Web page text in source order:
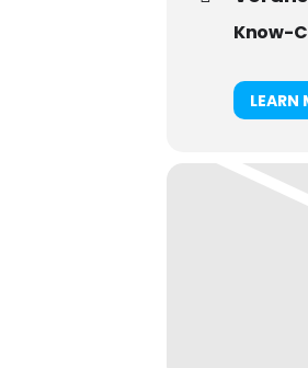
Know-
LEARN